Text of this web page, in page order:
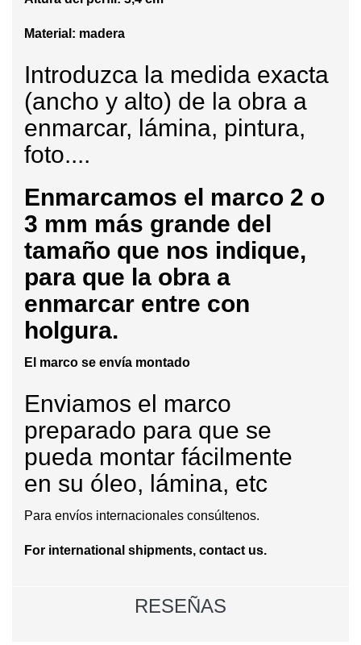
Material: madera
Introduzca la medida exacta
(ancho y alto) de la obra a
enmarcar, lámina, pintura,
foto....
Enmarcamos el marco 2 o
3 mm más grande del
tamaño que nos indique,
para que la obra a
enmarcar entre con
holgura.
El marco se envía montado
Enviamos el marco
preparado para que se
pueda montar fácilmente
en su óleo, lámina, etc
Para envíos internacionales consúltenos.
For international shipments, contact us.
RESEÑAS